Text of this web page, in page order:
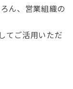
ん、営業組織の
てご活用いただ